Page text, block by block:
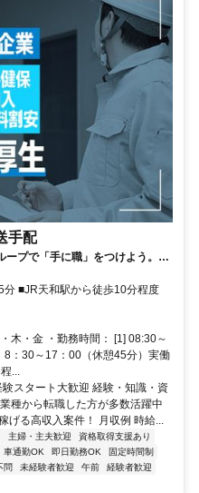
手配
プで「手に職」をつけよう。
を取って将来に役立つスキルを
い」そんな20代・30代のスタッ
変圧器の製品発送手配スタッフ募
は入社後に会社負担で取得でき
■JR天和駅から徒歩10分程度
木・金 ・勤務時間： [1] 08:30～
8：30～17：00（休憩45分）実働
...
スタート大歓迎 経験・知識・資
種から転職した方が多数活躍中
げる高収入案件！ 月収例 時給...
主婦・主夫歓迎
資格取得支援あり
車通勤OK 即日勤務OK
固定時間制
問 未経験者歓迎 午前
経験者歓迎